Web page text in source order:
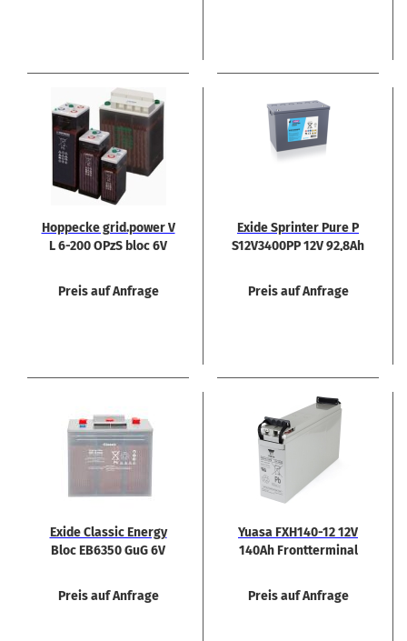
Hop­pe­cke grid.power V
L 6-200 OPzS bloc 6V
Preis auf Anfrage
Exide Sprin­ter Pure P
S12V3400PP 12V 92,8Ah
Preis auf Anfrage
Exide Clas­sic En­er­gy
Bloc EB6350 GuG 6V
Preis auf Anfrage
Yuasa FXH140-​​12 12V
140Ah Front­ter­mi­nal
Preis auf Anfrage